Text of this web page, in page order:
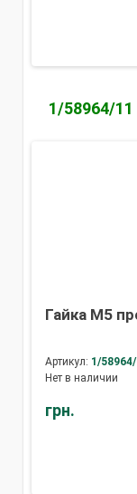
1/58964/11
Гайка М5
Артикул: 1/58964/
Нет в наличии
грн.